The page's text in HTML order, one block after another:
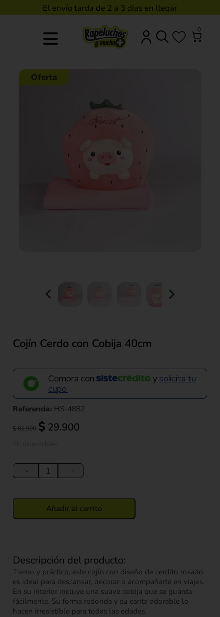
El envío tarda de 2 a 3 días en llegar
0
Cojín Cerdo con Cobija 40cm
Compra con y solicita tu
cupo.
Descripción del producto:
Tierno y práctico, este cojín con diseño de cerdito rosado
es ideal para descansar, decorar o acompañarte en viajes.
En su interior incluye una suave cobija que se guarda
fácilmente. Su forma redonda y su carita adorable lo
hacen irresistible para todas las edades.
Referencia: HS-4882
$82.900
El
precio
$ 82.900.
$ 29.900
$ 29.900.
-
Cerdo
con
cantidad
+
Añadir al carrito